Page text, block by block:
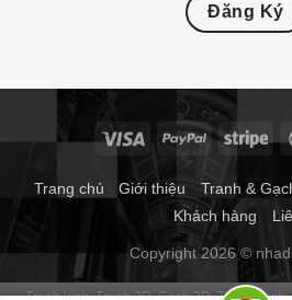
Đăng Ký
Trang chủ Giới thiệu Tranh &
Khách hàng
Copyright 2026 ©
Tranh kính Tranh 3D Gạch 3D Tranh gạch